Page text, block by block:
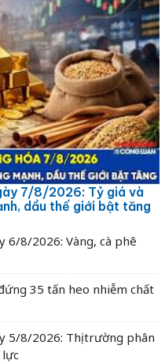
7/8/2026: Tỷ giá và
dầu thế giới bật tăng
6/8/2026: Vàng, cà phê
35 tấn heo nhiễm chất
5/8/2026: Thị trường phân
lực